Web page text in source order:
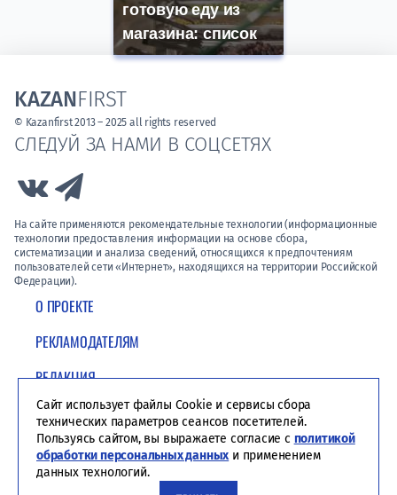
готовую еду из
магазина: список
О ПРОЕКТЕ
РЕКЛАМОДАТЕЛЯМ
РЕДАКЦИЯ
ПОЛИТИКА КОНФИДЕНЦИАЛЬНОСТИ
СЛЕДУЙ ЗА НАМИ В СОЦСЕТЯХ
Link to Vk
На сайте применяются рекомендательные технологии (информационные
технологии предоставления информации на основе сбора,
систематизации и анализа сведений, относящихся к предпочтениям
пользователей сети «Интернет», находящихся на территории Российской
Федерации).
KAZANFIRST
© Kazanfirst 2013 – 2025 all rights reserved
Сайт использует файлы Cookie и сервисы сбора
технических параметров сеансов посетителей.
Пользуясь сайтом, вы выражаете согласие с политикой
обработки персональных данных и применением
данных технологий.